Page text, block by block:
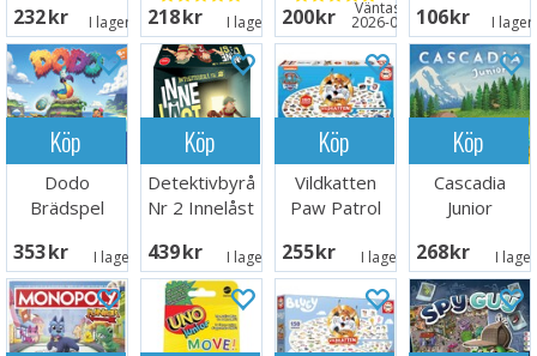
232 SEK I lager: 10
218 SEK I lager: 5200 SEK Väntas in:
2026-09-30106 SEK I
Köp
Dodo
Brädspel
353 SEK I lager: 1
Köp
Detektivbyrå
Nr 2 Innelåst
439 SEK I lager: 2
Köp
Vildkatten
Paw Patrol
255 SEK I lager: 5
Köp
Cascadia
Junior
Svensk
268 SEK I